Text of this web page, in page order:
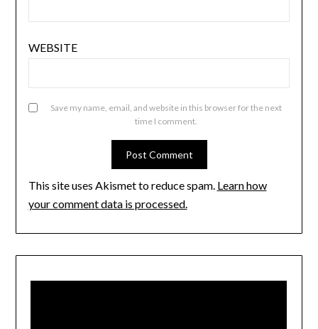
WEBSITE
Save my name, email, and website in this browser for the next
time I comment.
This site uses Akismet to reduce spam. Learn how
your comment data is processed.